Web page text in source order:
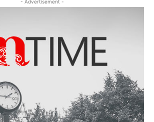
- Advertisement -